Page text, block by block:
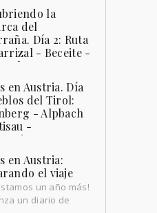
y sus pueblos
queremos hacer
la
del
Día 2: Ruta
- Beceite -
, ubicada en
, tiene muchos
Sus pueblos , a
u...
en Austria. Día
del Tirol:
- Alpbach
-
See -
amaneciendo
día. Al
si lo que
fue u...
en Austria:
el viaje
un año más!
un diario de